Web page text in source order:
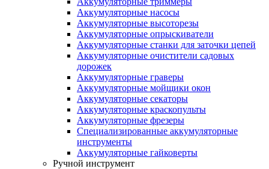
Аккумуляторные насосы
Аккумуляторные высоторезы
Аккумуляторные опрыскиватели
Аккумуляторные станки для заточки цепей
Аккумуляторные очистители садовых
дорожек
Аккумуляторные граверы
Аккумуляторные мойщики окон
Аккумуляторные секаторы
Аккумуляторные краскопульты
Аккумуляторные фрезеры
Специализированные аккумуляторные
инструменты
Аккумуляторные гайковерты
Ручной инструмент